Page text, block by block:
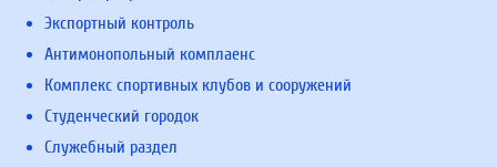
Экспортный контроль
Антимонопольный комплаенс
Комплекс спортивных клубов и сооружений
Студенческий городок
Служебный раздел